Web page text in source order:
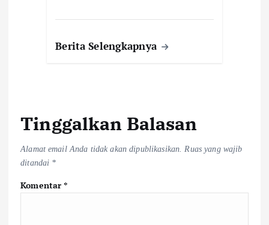
Berita Selengkapnya
Tinggalkan Balasan
Alamat email Anda tidak akan dipublikasikan. Ruas yang wajib
ditandai *
Komentar*